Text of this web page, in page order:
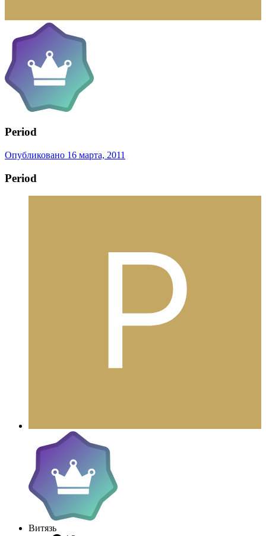
Period
Опубликовано 16 марта, 2011
Period
Витязь